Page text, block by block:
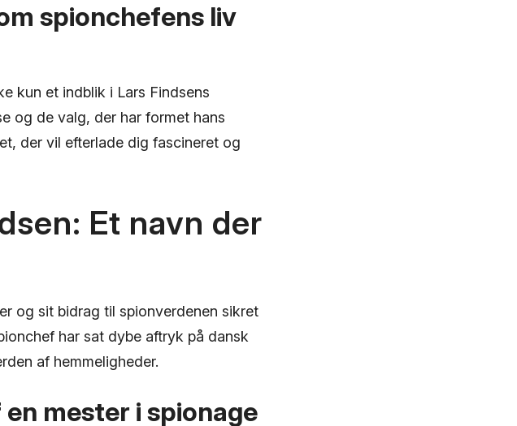
spionchefens liv
kun et indblik i Lars Findsens
og de valg, der har formet hans
der vil efterlade dig fascineret og
Et navn der
og sit bidrag til spionverdenen sikret
har sat dybe aftryk på dansk
af hemmeligheder.
mester i spionage